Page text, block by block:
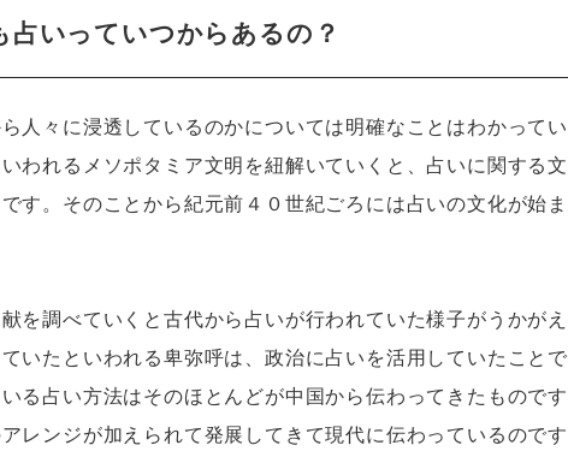
占いっていつからあるの？
人々に浸透しているのかについては明確なことはわかってい
われるメソポタミア文明を紐解いていくと、占いに関する文
す。そのことから紀元前４０世紀ごろには占いの文化が始ま
を調べていくと古代から占いが行われていた様子がうかがえ
いたといわれる卑弥呼は、政治に占いを活用していたことで
る占い方法はそのほとんどが中国から伝わってきたものです
レンジが加えられて発展してきて現代に伝わっているのです